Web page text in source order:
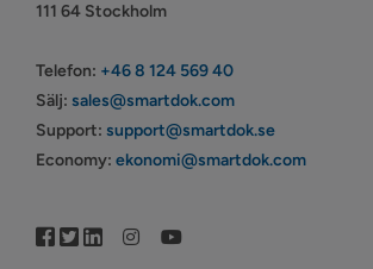
111 64 Stockholm
Telefon: +46 8 124 569 40
Sälj: sales@smartdok.com
Support: support@smartdok.se
Economy: ekonomi@smartdok.com